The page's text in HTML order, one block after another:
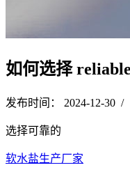
如何选择
发布时间： 2024-12-30
选择可靠的
软水盐生产厂家